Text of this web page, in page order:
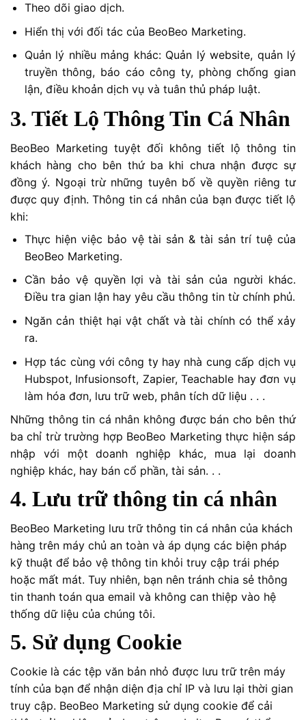
Theo dõi giao dịch.
Hiển thị với đối tác của BeoBeo Marketing.
Quản lý nhiều mảng khác: Quản lý website, quản lý
truyền thông, báo cáo công ty, phòng chống gian
lận, điều khoản dịch vụ và tuân thủ pháp luật.
3. Tiết Lộ Thông Tin Cá Nhân
BeoBeo Marketing tuyệt đối không tiết lộ thông tin
khách hàng cho bên thứ ba khi chưa nhận được sự
đồng ý. Ngoại trừ những tuyên bố về quyền riêng tư
được quy định. Thông tin cá nhân của bạn được tiết lộ
khi:
Thực hiện việc bảo vệ tài sản & tài sản trí tuệ của
BeoBeo Marketing.
Cần bảo vệ quyền lợi và tài sản của người khác.
Điều tra gian lận hay yêu cầu thông tin từ chính phủ.
Ngăn cản thiệt hại vật chất và tài chính có thể xảy
ra.
Hợp tác cùng với công ty hay nhà cung cấp dịch vụ
Hubspot, Infusionsoft, Zapier, Teachable hay đơn vụ
làm hóa đơn, lưu trữ web, phân tích dữ liệu . . .
Những thông tin cá nhân không được bán cho bên thứ
ba chỉ trừ trường hợp BeoBeo Marketing thực hiện sáp
nhập với một doanh nghiệp khác, mua lại doanh
nghiệp khác, hay bán cổ phần, tài sản. . .
4. Lưu trữ thông tin cá nhân
BeoBeo Marketing lưu trữ thông tin cá nhân của khách
hàng trên máy chủ an toàn và áp dụng các biện pháp
kỹ thuật để bảo vệ thông tin khỏi truy cập trái phép
hoặc mất mát. Tuy nhiên, bạn nên tránh chia sẻ thông
tin thanh toán qua email và không can thiệp vào hệ
thống dữ liệu của chúng tôi.
5. Sử dụng Cookie
Cookie là các tệp văn bản nhỏ được lưu trữ trên máy
tính của bạn để nhận diện địa chỉ IP và lưu lại thời gian
truy cập. BeoBeo Marketing sử dụng cookie để cải